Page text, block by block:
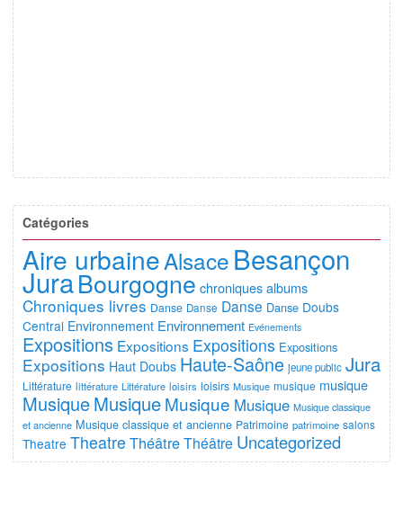
Catégories
Aire urbaineAlsace Besançon
JuraBourgogne chroniques albums
Chroniques livres Danse Danse Danse Danse Doubs
Central Environnement Environnement Evénements
Expositions Expositions Expositions Expositions
Expositions Haut Doubs Haute-Saône jeune public Jura
Littérature littérature Littérature loisirs loisirs Musique musique musique
MusiqueMusiqueMusique Musique Musique classique
et ancienne Musique classique et ancienne Patrimoine patrimoine salons
Theatre Theatre ThéâtreThéâtre Uncategorized